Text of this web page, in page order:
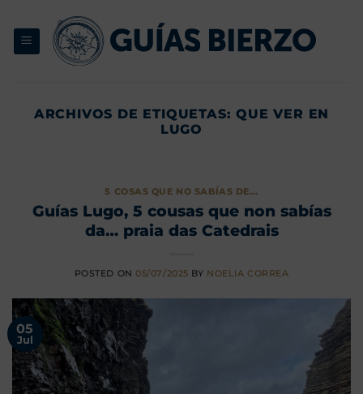
contenido
ARCHIVOS DE ETIQUETAS:QUE VER EN
LUGO
5 COSAS QUE NO SABÍAS DE...
Guías Lugo, 5 cousas que non sabías
da… praia das Catedrais
POSTED ON05/07/2025 BY NOELIA CORREA
05
Jul